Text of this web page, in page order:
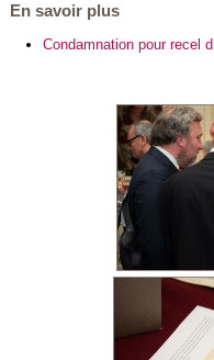
En savoir plus
Condamnation pour recel